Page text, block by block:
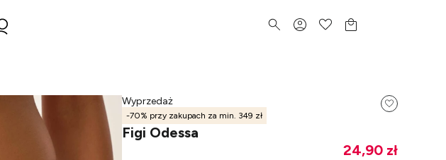
Wyprzedaż
-70% przy zakupach za min. 349 zł
Figi Odessa
24,90 zł